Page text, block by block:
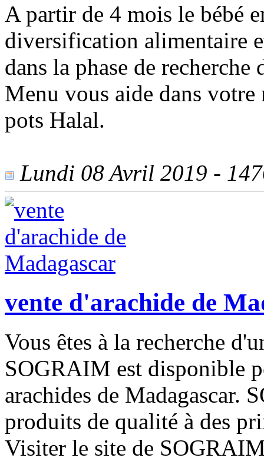
A partir de 4 mois le bébé
diversification alimentaire
dans la phase de
Menu vous aide dans
pots Halal.
Lundi 08 Avril 2019 -
vente d'arachide de
Vous êtes à la recherche
SOGRAIM est disponible
arachides de Madagascar.
produits de qualité à des
Visiter le site de